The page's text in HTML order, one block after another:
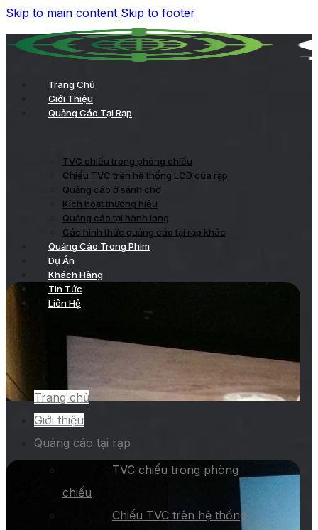
Skip to main content Skip to footer
Trang Chủ
Giới Thiệu
Quảng Cáo Tại Rạp
TVC chiếu trong phòng chiếu
Chiếu TVC trên hệ thống LCD của rạp
Quảng cáo ở sảnh chờ
Kích hoạt thương hiệu
Quảng cáo tại hành lang
Các hình thức quảng cáo tại rạp khác
Quảng Cáo Trong Phim
Dự Án
Khách Hàng
Tin Tức
Liên Hệ
Trang chủ
Giới thiệu
Quảng cáo tại rạp
TVC chiếu trong phòng
chiếu
Chiếu TVC trên hệ thống